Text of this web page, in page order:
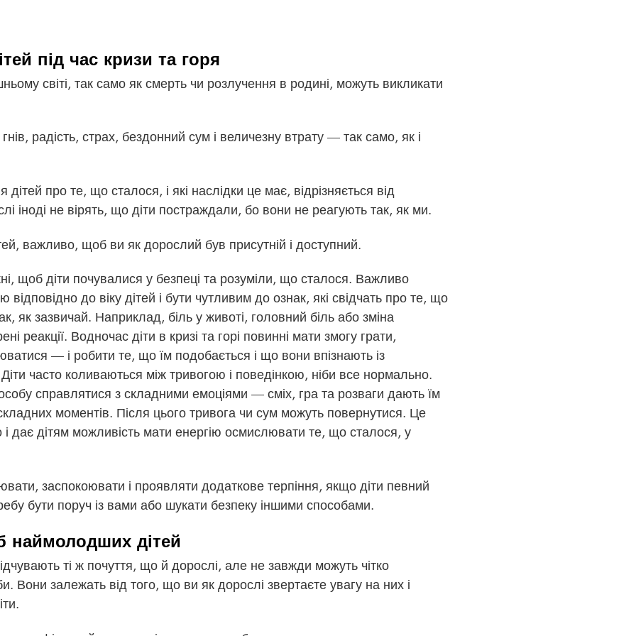
під час кризи та горя
світі, так само як смерть чи розлучення в родині, можуть викликати
радість, страх, бездонний сум і величезну втрату — так само, як і
про те, що сталося, і які наслідки це має, відрізняється від
іноді не вірять, що діти постраждали, бо вони не реагують так, як ми.
важливо, щоб ви як дорослий був присутній і доступний.
щоб діти почувалися у безпеці та розуміли, що сталося. Важливо
відповідно до віку дітей і бути чутливим до ознак, які свідчать про те, що
як зазвичай. Наприклад, біль у животі, головний біль або зміна
реакції. Водночас діти в кризі та горі повинні мати змогу грати,
— і робити те, що їм подобається і що вони впізнають із
часто коливаються між тривогою і поведінкою, ніби все нормально.
справлятися з складними емоціями — сміх, гра та розваги дають їм
моментів. Після цього тривога чи сум можуть повернутися. Це
дає дітям можливість мати енергію осмислювати те, що сталося, у
заспокоювати і проявляти додаткове терпіння, якщо діти певний
бути поруч із вами або шукати безпеку іншими способами.
наймолодших дітей
ті ж почуття, що й дорослі, але не завжди можуть чітко
Вони залежать від того, що ви як дорослі звертаєте увагу на них і